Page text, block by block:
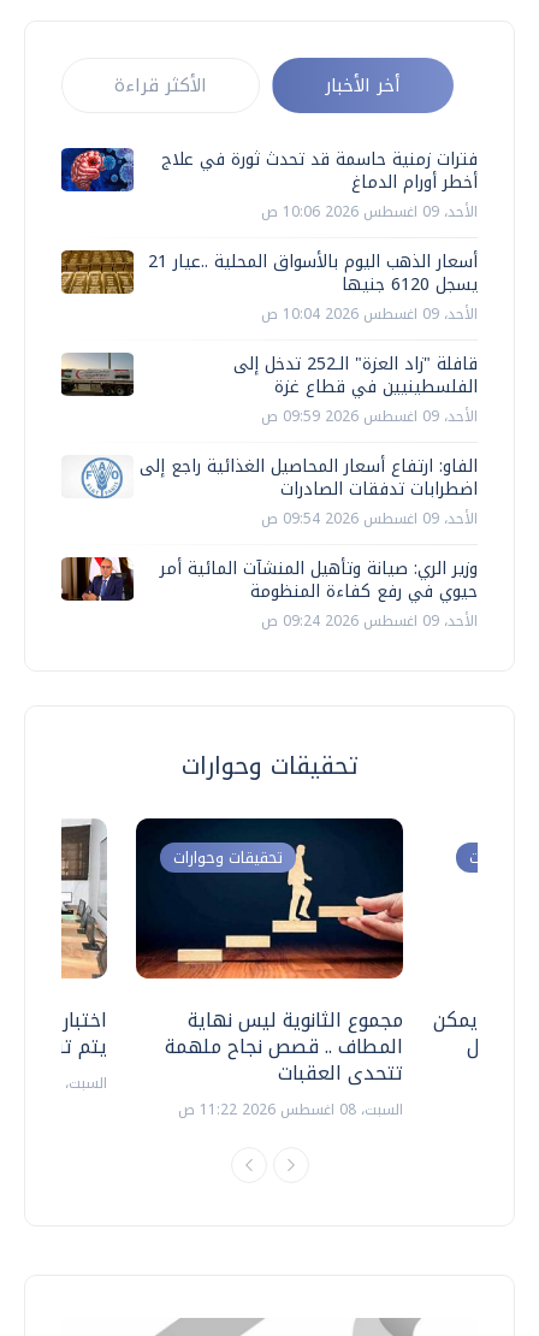
أخر الأخبار الأكثر قراءة
فترات زمنية حاسمة قد تحدث ثورة في علاج
أخطر أورام الدماغ
الأحد، 09 اغسطس 2026 10:06 ص
أسعار الذهب اليوم بالأسواق المحلية ..عيار 21
يسجل 6120 جنيها
الأحد، 09 اغسطس 2026 10:04 ص
قافلة "زاد العزة" الـ252 تدخل إلى
الفلسطينيين في قطاع غزة
الأحد، 09 اغسطس 2026 09:59 ص
الفاو: ارتفاع أسعار المحاصيل الغذائية راجع إلى
اضطرابات تدفقات الصادرات
الأحد، 09 اغسطس 2026 09:54 ص
وزير الري: صيانة وتأهيل المنشآت المائية أمر
حيوي في رفع كفاءة المنظومة
الأحد، 09 اغسطس 2026 09:24 ص
تحقيقات وحوارات
اختبارات
يتم
السبت، 18 يوليو 2026 09:22 ص
تحقيقات وحوارات
مجموع الثانوية ليس نهاية
المطاف .. قصص نجاح ملهمة
تتحدى العقبات
السبت، 08 اغسطس 2026 11:22 ص
وحوارات
.. هل يمكن
نتعامل